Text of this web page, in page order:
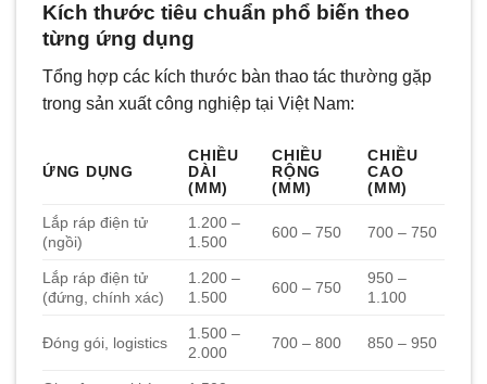
Kích thước tiêu chuẩn phổ biến theo
từng ứng dụng
Tổng hợp các kích thước bàn thao tác thường gặp
trong sản xuất công nghiệp tại Việt Nam:
ỨNG DỤNG
CHIỀU
DÀI
(MM)
CHIỀU
RỘNG
(MM)
CHIỀU
CAO
(MM)
Lắp ráp điện tử
(ngồi)
1.200 –
1.500
600 – 750 700 – 750
Lắp ráp điện tử
(đứng, chính xác)
1.200 –
1.500
600 – 750
950 –
1.100
Đóng gói, logistics
1.500 –
2.000
700 – 800 850 – 950